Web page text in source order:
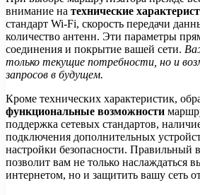
внимание на технические
стандарт Wi-Fi, скорость передачи
количество антенн. Эти параметры
соединения и покрытие вашей сети.
только текущие потребности, но и
запросов в будущем.
Кроме технических характеристик,
функциональные возможности
поддержка сетевых стандартов,
подключения дополнительных
настройки безопасности. Правильный
позволит вам не только наслаждаться
интернетом, но и защитить вашу сеть